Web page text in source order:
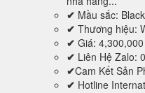
✔ Mầu sắc: Black
✔ Thương hiệu:
✔ Giá:
✔ Liên Hệ Zalo:
✔Cam Kết Sản
✔ Hotline